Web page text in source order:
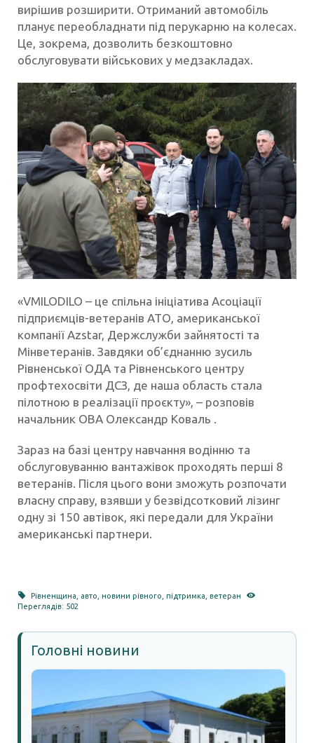
вирішив розширити. Отриманий автомобіль
планує переобладнати під перукарню на колесах.
Це, зокрема, дозволить безкоштовно
обслуговувати військових у медзакладах.
«VMILODILO – це спільна ініціатива Асоціації
підприємців-ветеранів АТО, американської
компанії Azstar, Держслужби зайнятості та
Мінветеранів. Завдяки об’єднанню зусиль
Рівненської ОДА та Рівненського центру
профтехосвіти ДСЗ, де наша область стала
пілотною в реалізації проєкту», – розповів
начальник ОВА Олександр Коваль .
Зараз на базі центру навчання водінню та
обслуговуванню вантажівок проходять перші 8
ветеранів. Після цього вони зможуть розпочати
власну справу, взявши у безвідсотковий лізинг
одну зі 150 автівок, які передали для України
американські партнери.
Рівненщина авто ,новини рівного ,підтримка ,ветеран
Переглядів: 502
Головні новини